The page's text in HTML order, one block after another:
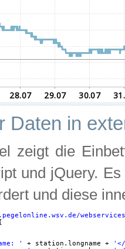
Daten in
zeigt die
und jQuery.
und diese
'
+ station.longname +